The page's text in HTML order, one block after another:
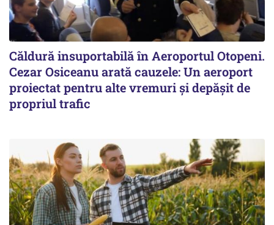
Căldură insuportabilă în Aeroportul Otopeni.
Cezar Osiceanu arată cauzele: Un aeroport
proiectat pentru alte vremuri și depășit de
propriul trafic